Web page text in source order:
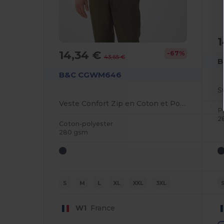
14,34 €43,65 € -67%
B&C CGWM646
Veste Confort Zip en Coton et Polyester
Coton-polyester
280 gsm
S M L XL XXL 3XL
W1 France
S